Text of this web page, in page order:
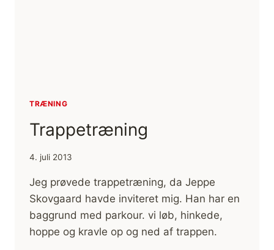
TRÆNING
Trappetræning
4. juli 2013
Jeg prøvede trappetræning, da Jeppe
Skovgaard havde inviteret mig. Han har en
baggrund med parkour. vi løb, hinkede,
hoppe og kravle op og ned af trappen.